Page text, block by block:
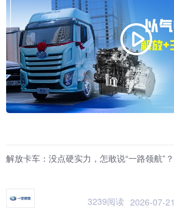
解放卡车：没点硬实力，怎敢说“一路领航”？
3239阅读 2026-07-21